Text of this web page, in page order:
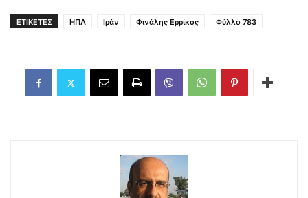
ΕΤΙΚΕΤΕΣ ΗΠΑ Ιράν Φινάλης Ερρίκος Φύλλο 783